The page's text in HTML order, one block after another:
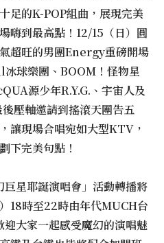
足的K-POP組曲，展現完美
嗨到最高點！12/15（日）圓
超旺的男團Energy重磅開場
球樂團、BOOM！怪物星
源少年R.Y.G.、宇宙人及
壓軸邀請到搖滾天團告五
讓現場合唱宛如大型KTV，
下完美句點！
星耶誕演唱會」活動轉播將
18時至22時由年代MUCH台
大家一起感受魔幻的演唱魅